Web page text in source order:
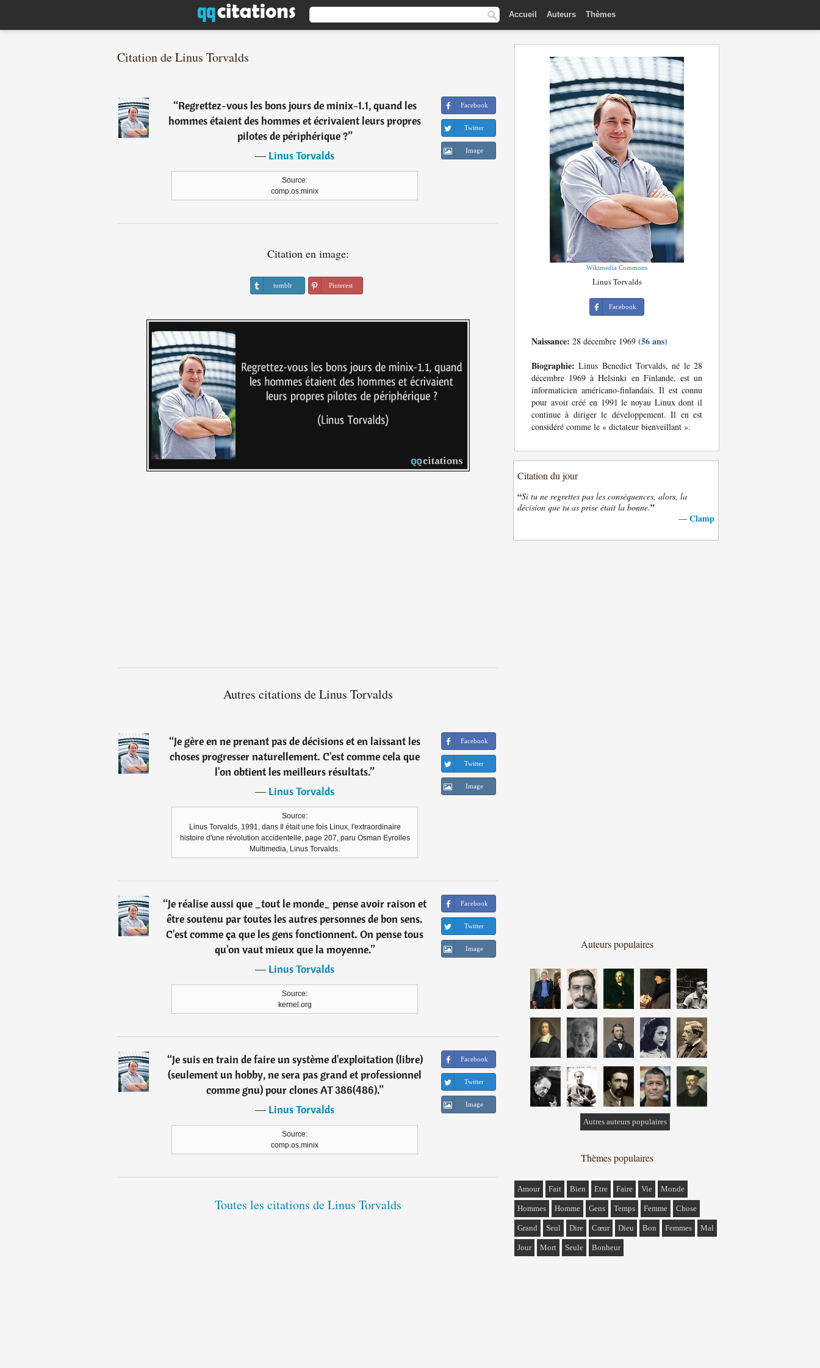
Accueil Auteurs Thèmes
Citation de Linus Torvalds
“Regrettez-vous les bons jours de minix-1.1, quand les
hommes étaient des hommes et écrivaient leurs propres
pilotes de périphérique ?”
―Linus Torvalds
Source:
comp.os.minix
Facebook
Twitter
Image
Citation en image:
tumblr Pinterest
Autres citations de Linus Torvalds
“Je gère en ne prenant pas de décisions et en laissant les
choses progresser naturellement. C'est comme cela que
l'on obtient les meilleurs résultats.”
―Linus Torvalds
Source:
Linus Torvalds, 1991, dans Il était une fois Linux, l'extraordinaire
histoire d'une révolution accidentelle, page 207, paru Osman Eyrolles
Multimedia, Linus Torvalds.
Facebook
Twitter
Image
“Je réalise aussi que _tout le monde_ pense avoir raison et
être soutenu par toutes les autres personnes de bon sens.
C'est comme ça que les gens fonctionnent. On pense tous
qu'on vaut mieux que la moyenne.”
―Linus Torvalds
Source:
kernel.org
Facebook
Twitter
Image
“Je suis en train de faire un système d'exploitation (libre)
(seulement un hobby, ne sera pas grand et professionnel
comme gnu) pour clones AT 386(486).”
―Linus Torvalds
Source:
comp.os.minix
Facebook
Twitter
Image
Toutes les citations de Linus Torvalds
Wikimedia Commons
Linus Torvalds
Facebook
Naissance: 28 décembre 1969 (56 ans)
Biographie: Linus Benedict Torvalds, né le 28
décembre 1969 à Helsinki en Finlande, est un
informaticien américano-finlandais. Il est connu
pour avoir créé en 1991 le noyau Linux dont il
continue à diriger le développement. Il en est
considéré comme le « dictateur bienveillant ».
Citation du jour
“Si tu ne regrettes pas les conséquences, alors, la
décision que tu as prise était la bonne.”
— Clamp
Auteurs populaires
Autres auteurs populaires
Thèmes populaires
Amour Fait Bien Etre Faire Vie Monde
Hommes Homme Gens Temps Femme Chose
Grand Seul Dire Cœur Dieu Bon Femmes Mal
Jour Mort Seule Bonheur